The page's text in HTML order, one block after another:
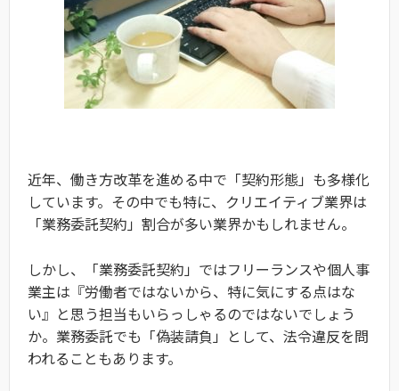
近年、働き方改革を進める中で「契約形態」も多様化
しています。その中でも特に、クリエイティブ業界は
「業務委託契約」割合が多い業界かもしれません。
しかし、「業務委託契約」ではフリーランスや個人事
業主は『労働者ではないから、特に気にする点はな
い』と思う担当もいらっしゃるのではないでしょう
か。業務委託でも「偽装請負」として、法令違反を問
われることもあります。